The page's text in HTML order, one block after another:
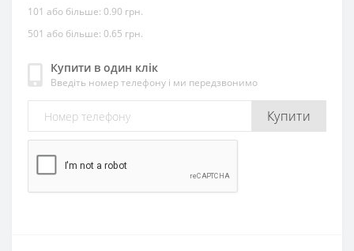
101 або більше: 0.90 грн.
501 або більше: 0.65 грн.
Купити в один клік
Введіть номер телефону і ми передзвонимо
Купити